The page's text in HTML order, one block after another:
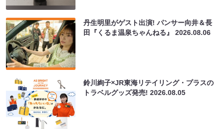
丹生明里がゲスト出演! パンサー向井＆長
田『くるま温泉ちゃんねる』2026.08.06
鈴川絢子×JR東海リテイリング・プラスの
トラベルグッズ発売!2026.08.05